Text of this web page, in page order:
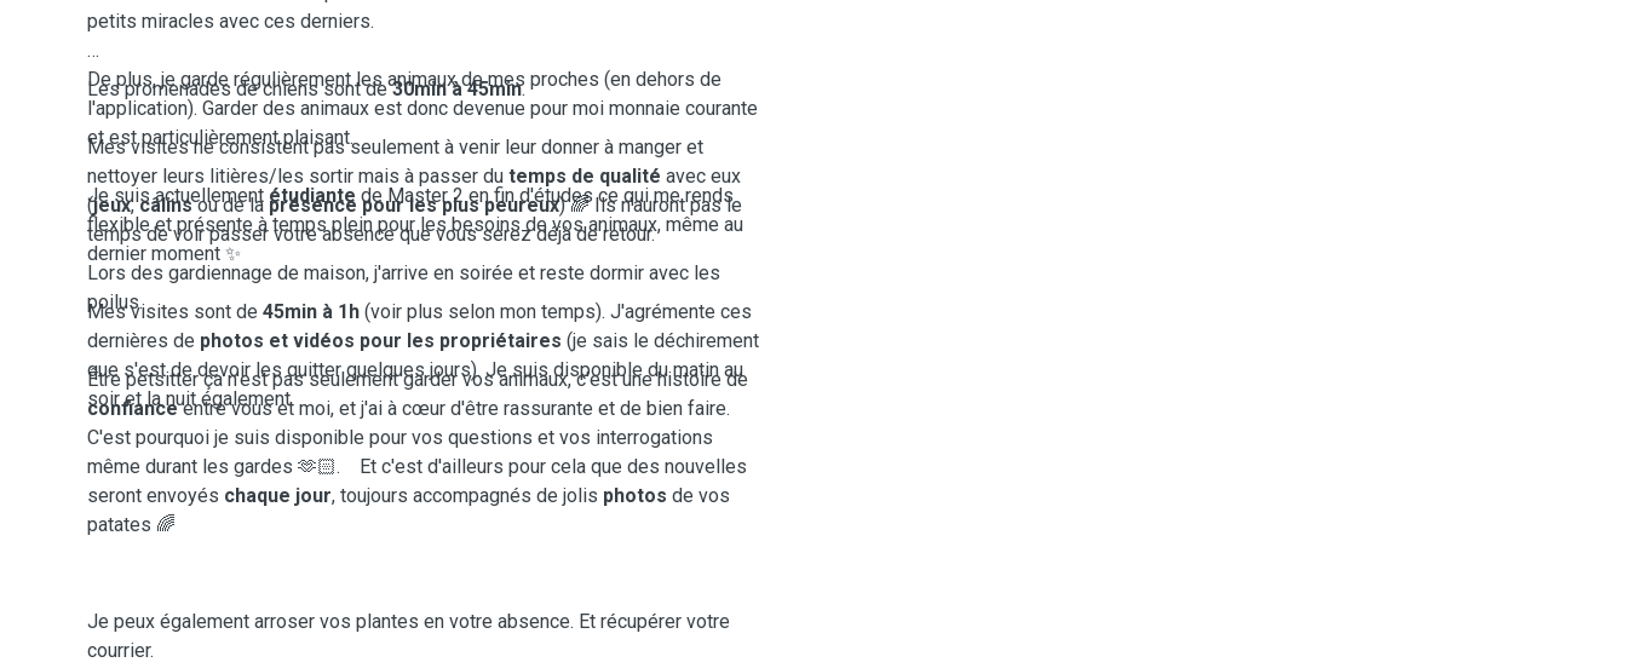
petits miracles avec ces derniers.
De plus, je garde régulièrement les animaux de mes proches (en dehors de
l'application). Garder des animaux est donc devenue pour moi monnaie courante
et est particulièrement plaisant.
Je suis actuellement étudiante de Master 2 en fin d'études ce qui me rends
flexible et présente à temps plein pour les besoins de vos animaux, même au
dernier moment ✨
Mes visites sont de 45min à 1h (voir plus selon mon temps). J'agrémente ces
dernières de photos et vidéos pour les propriétaires (je sais le déchirement
que s'est de devoir les quitter quelques jours). Je suis disponible du matin au
soir et la nuit également.
Les promenades de chiens sont de30min à 45min.
Mes visites ne consistent pas seulement à venir leur donner à manger et
nettoyer leurs litières/les sortir mais à passer du temps de qualité avec eux
(jeux,câlinsou de la présence pour les plus peureux) 🌈 Ils n'auront pas le
temps de voir passer votre absence que vous serez déjà de retour.
Lors des gardiennage de maison, j'arrive en soirée et reste dormir avec les
poilus.
Être petsitter ça n'est pas seulement garder vos animaux, c'est une histoire de
confianceentre vous et moi, et j'ai à cœur d'être rassurante et de bien faire.
C'est pourquoi je suis disponible pour vos questions et vos interrogations
même durant les gardes 🫶🏻. Et c'est d'ailleurs pour cela que des nouvelles
seront envoyés chaque jour, toujours accompagnés de jolis photos de vos
patates 🌈
Je peux également arroser vos plantes en votre absence. Et récupérer votre
courrier.